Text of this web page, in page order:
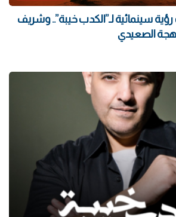
سينمائية لـ”الكدب خيبة”.. وشريف
الصعيدي